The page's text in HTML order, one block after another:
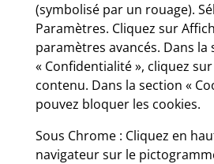
(symbolisé par un rouage).
Paramètres. Cliquez sur
paramètres avancés. Dans la
« Confidentialité », cliquez
contenu. Dans la section «
pouvez bloquer les cookies.
Sous Chrome : Cliquez en
navigateur sur le